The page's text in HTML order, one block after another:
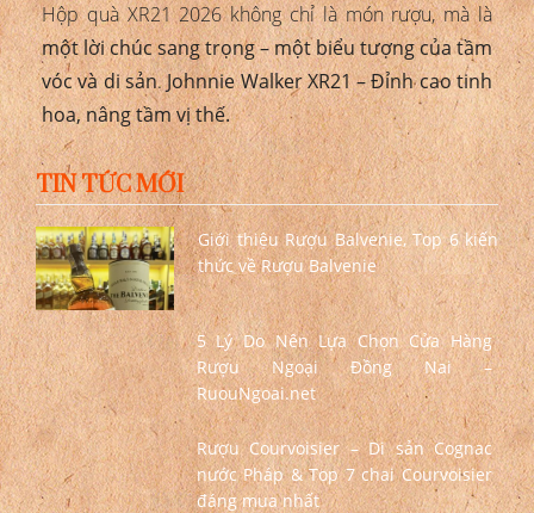
Hộp quà XR21 2026 không chỉ là món rượu, mà là
một lời chúc sang trọng – một biểu tượng của tầm
vóc và di sản.Johnnie Walker XR21 – Đỉnh cao tinh
hoa, nâng tầm vị thế.
TIN TỨC MỚI
Giới thiệu Rượu Balvenie, Top 6 kiến
thức về Rượu Balvenie
5 Lý Do Nên Lựa Chọn Cửa Hàng
Rượu Ngoại Đồng Nai –
RuouNgoai.net
Rượu Courvoisier – Di sản Cognac
nước Pháp & Top 7 chai Courvoisier
đáng mua nhất